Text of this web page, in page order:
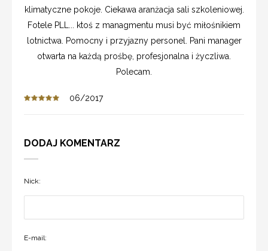
klimatyczne pokoje. Ciekawa aranżacja sali szkoleniowej.
Fotele PLL... ktoś z managmentu musi być miłośnikiem
lotnictwa. Pomocny i przyjazny personel. Pani manager
otwarta na każdą prośbę, profesjonalna i życzliwa.
Polecam.
06/2017
DODAJ KOMENTARZ
Nick:
E-mail: